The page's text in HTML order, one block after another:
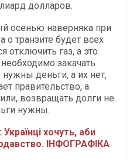
долларов.
осенью наверняка при
о транзите будет всех
отключить газ, а это
закачать
деньги, а их нет,
правительство, а
возвращать долги не
нужны.
хочуть, аби
ІНФОГРАФІКА